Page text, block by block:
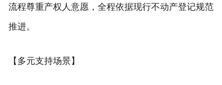
流程尊重产权人意愿，全程依据现行不动产登记规范
推进。
【多元支持场景】